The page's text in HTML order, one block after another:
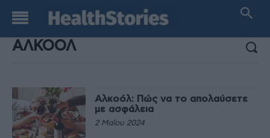
ΑΠΟΤΕΛΕΣΜΑΤΑ ΑΝΑΖΗΤΗΣΗΣ:
Αλκοόλ: Πώς να το απολαύσετε
με ασφάλεια
2 Μαΐου 2024